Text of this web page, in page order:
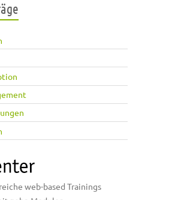
web-based Trainings